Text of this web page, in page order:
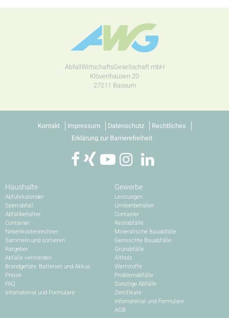
AbfallWirtschaftsGesellschaft mbH
Klövenhausen 20
27211 Bassum
Kontakt Impressum Datenschutz
Rechtliches
Erklärung zur Barrierefreiheit
Haushalte
Abfuhrkalender
Sperrabfall
Abfallbehälter
Container
Nebenkostenrechner
Sammeln und sortieren
Ratgeber
Abfälle vermeiden
Brandgefahr: Batterien und Akkus
Preise
FAQ
Infomaterial und Formulare
Gewerbe
Leistungen
Umleerbehälter
Container
Restabfälle
Mineralische Bauabfälle
Gemischte Bauabfälle
Grünabfälle
Altholz
Wertstoffe
Problemabfälle
Sonstige Abfälle
Zertifikate
Infomaterial und Formulare
AGB